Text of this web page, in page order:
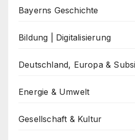
Bayerns Geschichte
Bildung | Digitalisierung
Deutschland, Europa &
Energie & Umwelt
Gesellschaft & Kultur